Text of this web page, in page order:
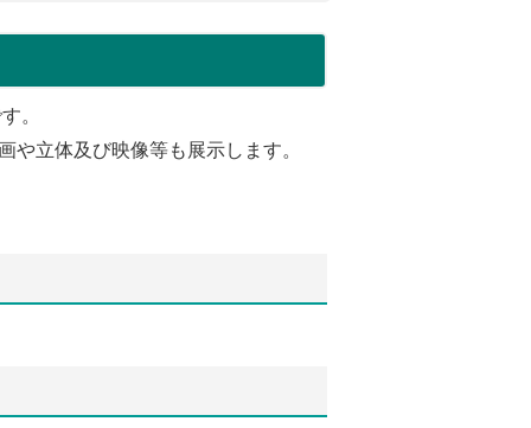
。
立体及び映像等も展示します。